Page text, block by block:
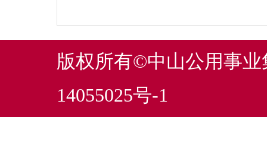
版权所有©中山公用事
14055025号-1